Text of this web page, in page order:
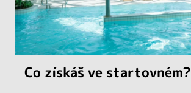
Co získáš ve startovném?